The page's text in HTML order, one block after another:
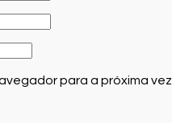
para a próxima